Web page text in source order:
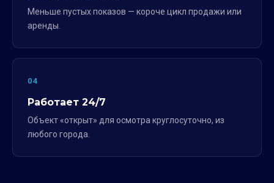
Меньше пустых показов — короче цикл продажи или
аренды.
04
Работает 24/7
Объект «открыт» для осмотра круглосуточно, из
любого города.